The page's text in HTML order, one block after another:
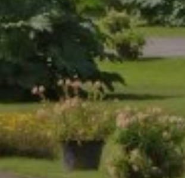
Previous